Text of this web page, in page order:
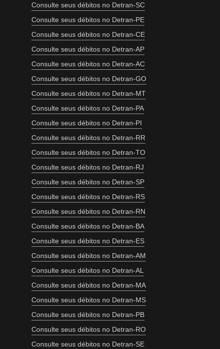
Consulte seus débitos no Detran-SC
Consulte seus débitos no Detran-PE
Consulte seus débitos no Detran-CE
Consulte seus débitos no Detran-AP
Consulte seus débitos no Detran-AC
Consulte seus débitos no Detran-GO
Consulte seus débitos no Detran-MT
Consulte seus débitos no Detran-PA
Consulte seus débitos no Detran-PI
Consulte seus débitos no Detran-RR
Consulte seus débitos no Detran-TO
Consulte seus débitos no Detran-RJ
Consulte seus débitos no Detran-SP
Consulte seus débitos no Detran-RS
Consulte seus débitos no Detran-RN
Consulte seus débitos no Detran-BA
Consulte seus débitos no Detran-ES
Consulte seus débitos no Detran-AM
Consulte seus débitos no Detran-AL
Consulte seus débitos no Detran-MA
Consulte seus débitos no Detran-MS
Consulte seus débitos no Detran-PB
Consulte seus débitos no Detran-RO
Consulte seus débitos no Detran-SE